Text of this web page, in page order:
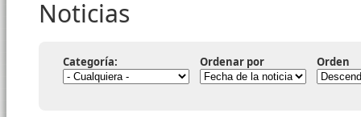
Noticias
Categoría: Ordenar por Orden